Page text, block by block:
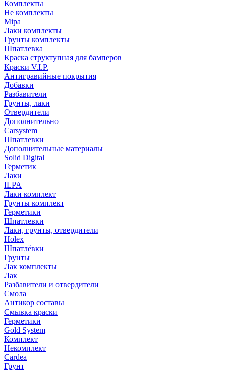
Комплекты
Не комплекты
Mipa
Лаки комплекты
Грунты комплекты
Шпатлевка
Краска структупная для бамперов
Краски V.I.P.
Антигравийные покрытия
Добавки
Разбавители
Грунты, лаки
Отвердители
Дополнительно
Carsystem
Шпатлевки
Дополнительные материалы
Solid Digital
Герметик
Лаки
ILPA
Лаки комплект
Грунты комплект
Герметики
Шпатлевки
Лаки, грунты, отвердители
Holex
Шпатлёвки
Грунты
Лак комплекты
Лак
Разбавители и отвердители
Смола
Антикор составы
Смывка краски
Герметики
Gold System
Комплект
Некомплект
Cardea
Грунт